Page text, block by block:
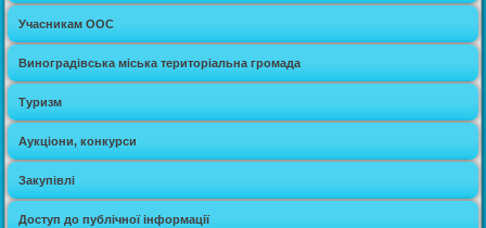
Учасникам ООС
Виноградівська міська територіальна громада
Туризм
Аукціони, конкурси
Закупівлі
Доступ до публічної інформації